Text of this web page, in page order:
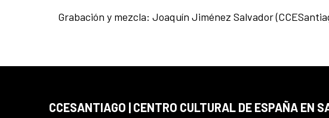
Grabación y mezcla: Joaquín Jiménez Salvador
CCESANTIAGO | CENTRO CULTURAL DE ESPAÑA EN